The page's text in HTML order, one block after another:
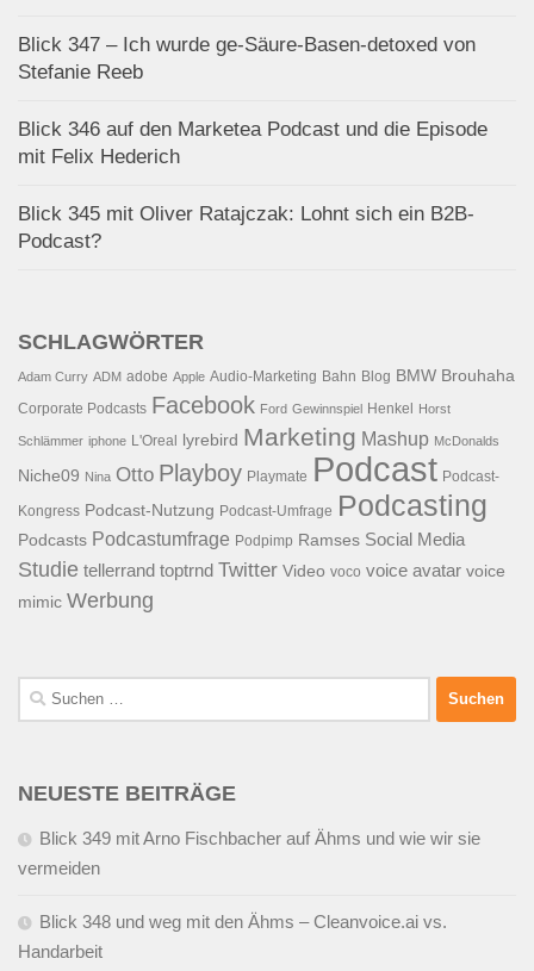
Blick 347 – Ich wurde ge-Säure-Basen-detoxed von
Stefanie Reeb
Blick 346 auf den Marketea Podcast und die Episode
mit Felix Hederich
Blick 345 mit Oliver Ratajczak: Lohnt sich ein B2B-
Podcast?
SCHLAGWÖRTER
Adam Curry ADM adobe Apple Audio-Marketing Bahn Blog BMW Brouhaha
Corporate Podcasts Facebook Ford Gewinnspiel Henkel Horst
Schlämmer iphone L'Oreal lyrebird Marketing Mashup McDonalds
Niche09 Nina Otto Playboy Playmate Podcast Podcast-
Kongress Podcast-Nutzung Podcast-Umfrage Podcasting
Podcasts Podcastumfrage Podpimp Ramses Social Media
Studie tellerrand toptrnd Twitter Video voco voice avatar voice
mimic Werbung
Suchen
nach:
NEUESTE BEITRÄGE
Blick 349 mit Arno Fischbacher auf Ähms und wie wir sie
vermeiden
Blick 348 und weg mit den Ähms – Cleanvoice.ai vs.
Handarbeit